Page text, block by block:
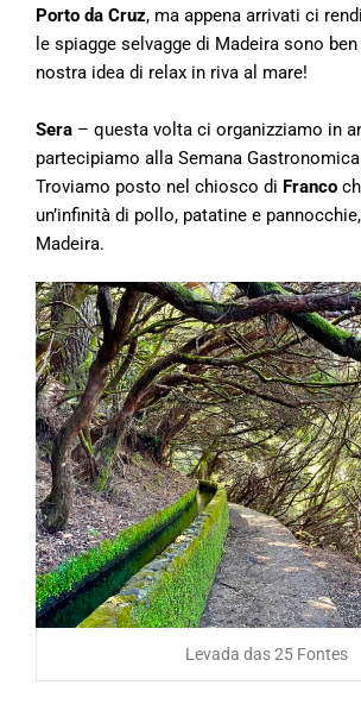
Porto da Cruz, ma appena arrivati ci
le spiagge selvagge di Madeira sono
nostra idea di relax in riva al mare!
Sera – questa volta ci organizziamo in
partecipiamo alla Semana
Troviamo posto nel chiosco di Franco
un’infinità di pollo, patatine e
Madeira.
Levada das 25 Fontes